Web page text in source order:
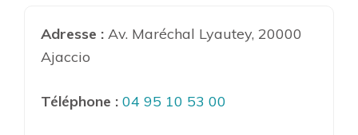
Adresse : Av. Maréchal Lyautey, 20000
Ajaccio
Téléphone : 04 95 10 53 00